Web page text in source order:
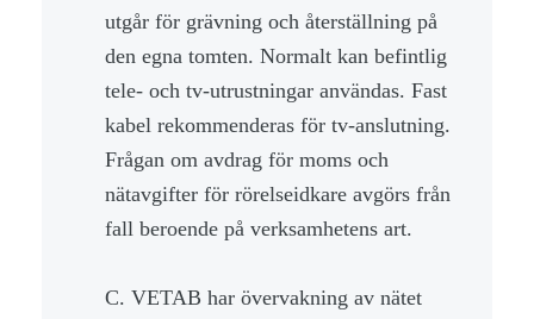
utgår för grävning och återställning på
den egna tomten. Normalt kan befintlig
tele- och tv-utrustningar användas. Fast
kabel rekommenderas för tv-anslutning.
Frågan om avdrag för moms och
nätavgifter för rörelseidkare avgörs från
fall beroende på verksamhetens art.
C. VETAB har övervakning av nätet